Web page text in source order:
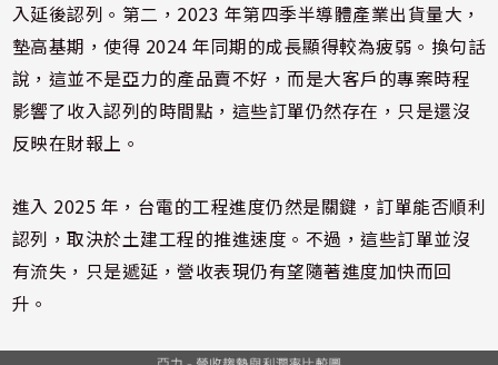
入延後認列。第二，2023 年第四季半導體產業出貨量大，
墊高基期，使得 2024 年同期的成長顯得較為疲弱。換句話
說，這並不是亞力的產品賣不好，而是大客戶的專案時程
影響了收入認列的時間點，這些訂單仍然存在，只是還沒
反映在財報上。
進入 2025 年，台電的工程進度仍然是關鍵，訂單能否順利
認列，取決於土建工程的推進速度。不過，這些訂單並沒
有流失，只是遞延，營收表現仍有望隨著進度加快而回
升。